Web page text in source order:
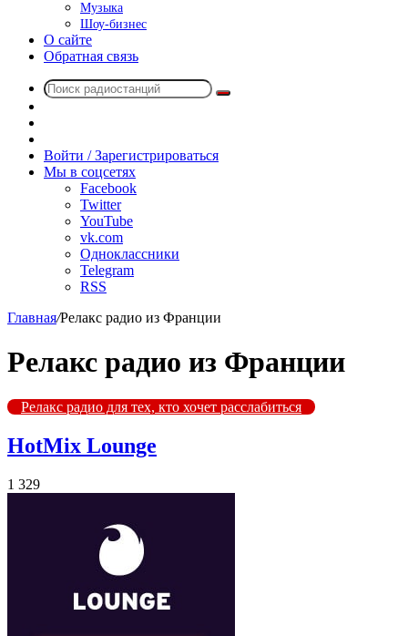
Музыка
Шоу-бизнес
О сайте
Обратная связь
Поиск
радио
Войти / Зарегистрироваться
Мы в соцсетях
Facebook
Twitter
YouTube
vk.com
Одноклассники
Telegram
RSS
Главная/Релакс радио из Франции
Релакс радио из Франции
Релакс радио для тех, кто хочет расслабиться
HotMix Lounge
1 329